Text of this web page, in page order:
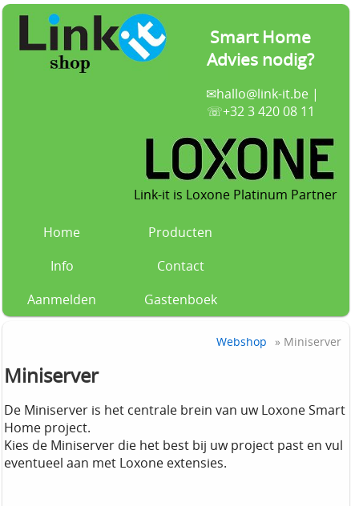
Smart Home
Advies nodig?
✉hallo@link-it.be|
☏+32 3 420 08 11
Link-it is Loxone Platinum Partner
Home
Producten
Info
Contact
Aanmelden
Gastenboek
Webshop » Miniserver
Miniserver
De Miniserver is het centrale brein van uw Loxone Smart
Home project.
Kies de Miniserver die het best bij uw project past en vul
eventueel aan met Loxone extensies.